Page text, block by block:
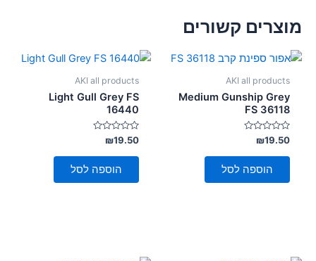
מוצרים קשורים
AKI all products
Medium Gunship Grey
FS 36118
דורג
0
מתוך
₪19.50
הוספה לסל
AKI all products
Light Gull Grey FS
16440
דורג
0
מתוך
₪19.50
הוספה לסל